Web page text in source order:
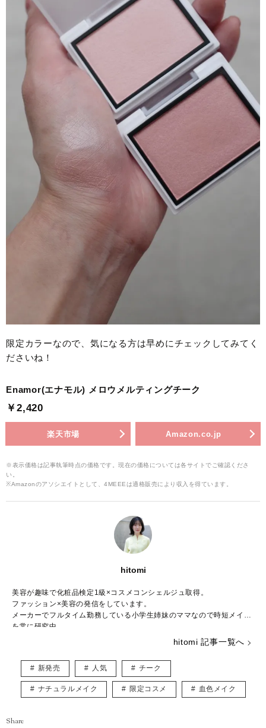
限定カラーなので、気になる方は早めにチェックしてみてく
ださいね！
Enamor(エナモル) メロウメルティングチーク
￥2,420
楽天市場 Amazon.co.jp
※表示価格は記事執筆時点の価格です。現在の価格については各サイトでご確認くださ
い。
※Amazonのアソシエイトとして、4MEEEは適格販売により収入を得ています。
hitomi
美容が趣味で化粧品検定1級×コスメコンシェルジュ取得。
ファッション×美容の発信をしています。
メーカーでフルタイム勤務している小学生姉妹のママなので時短メイク
を常に研究中。
hitomi 記事一覧へ
新発売 人気 チーク
ナチュラルメイク 限定コスメ 血色メイク
Share